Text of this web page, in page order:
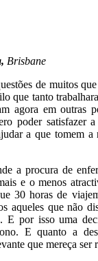
Brisbane
de muitos
que tanto
agora em outras
poder satisfazer
a que tomem a
a procura de
e o menos
30 horas de
aqueles que não
E por isso uma
E quanto a
que mereça ser